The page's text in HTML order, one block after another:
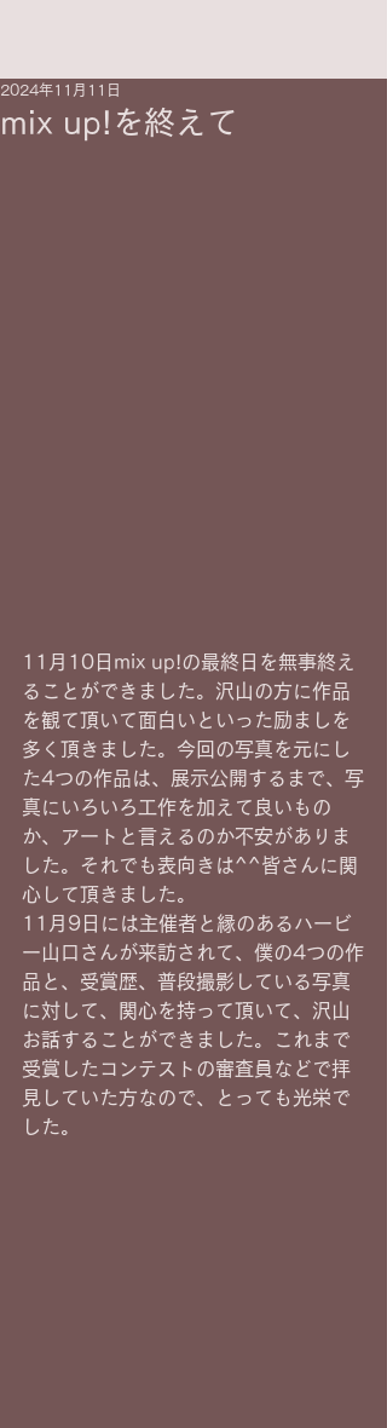
mix up!を終えて
2024年11月11日
11月10日mix up!の最終日を無事終え
ることができました。沢山の方に作品
を観て頂いて面白いといった励ましを
多く頂きました。今回の写真を元にし
た4つの作品は、展示公開するまで、写
真にいろいろ工作を加えて良いもの
か、アートと言えるのか不安がありま
した。それでも表向きは^^皆さんに関
心して頂きました。
11月9日には主催者と縁のあるハービ
ー山口さんが来訪されて、僕の4つの作
品と、受賞歴、普段撮影している写真
に対して、関心を持って頂いて、沢山
お話することができました。これまで
受賞したコンテストの審査員などで拝
見していた方なので、とっても光栄で
した。